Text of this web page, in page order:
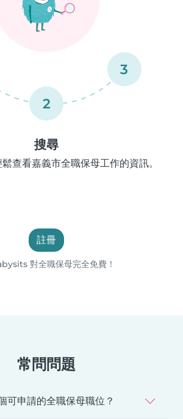
2
3
搜尋
查看嘉義市全職保母工作的資訊。
註冊
對全職保母完全免費！
常問問題
可申請的全職保母職位？